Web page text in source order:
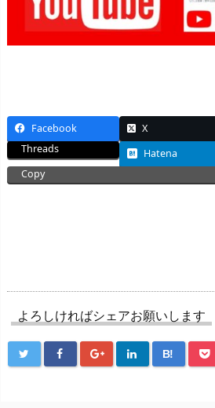
Facebook X
Threads
Hatena
Copy
よろしければシェアお願いします
B!